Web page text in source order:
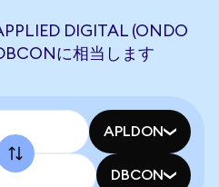
DIGITAL (ONDO
に相当します
APLDON
DBCON